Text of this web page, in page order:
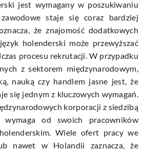
jest wymagany w poszukiwaniu
staje się coraz bardziej
że znajomość dodatkowych
holenderski może przewyższać
procesu rekrutacji. W przypadku
z sektorem międzynarodowym,
nauką czy handlem jasne jest, że
się jednym z kluczowych wymagań.
korporacji z siedzibą
od swoich pracowników
Wiele ofert pracy we
nawet w Holandii zaznacza, że